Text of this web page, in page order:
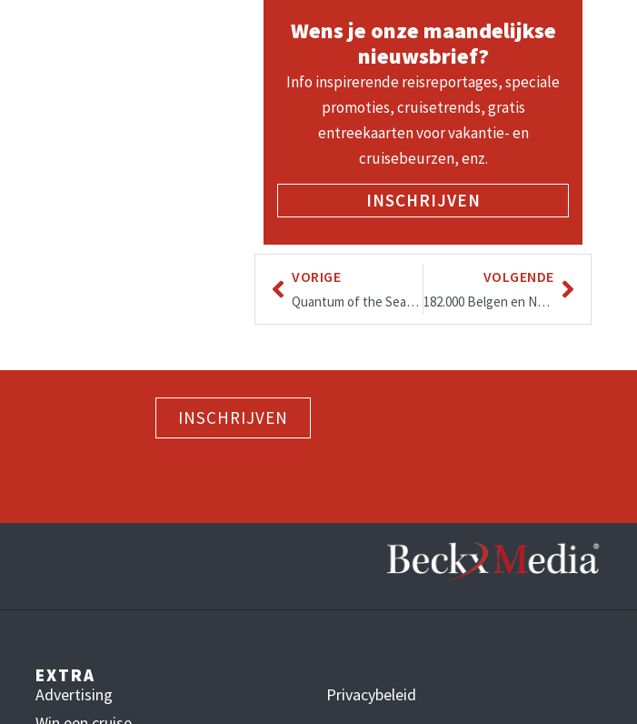
Wens je onze maandelijkse
nieuwsbrief?
Info inspirerende reisreportages, speciale
promoties, cruisetrends, gratis
entreekaarten voor vakantie- en
cruisebeurzen, enz.
INSCHRIJVEN
VORIGE
Quantum of the Seas en Ovation of the Seas
VOLGENDE
182.000 Belgen en Nederlanders boekten een cruisevakantie, een groei van + 5,1% in België & Nederland
INSCHRIJVEN
EXTRA
Advertising
Privacybeleid